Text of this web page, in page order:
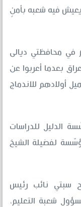
يعيش فيه شعبه بأمنٍ
في محافظتي ديالى
بعدما أعربوا عن
أولادهم للاندماج
الدليل للدراسات
لفضيلة الشيخ
سبتي نائب رئيس
شعبة التعليم،